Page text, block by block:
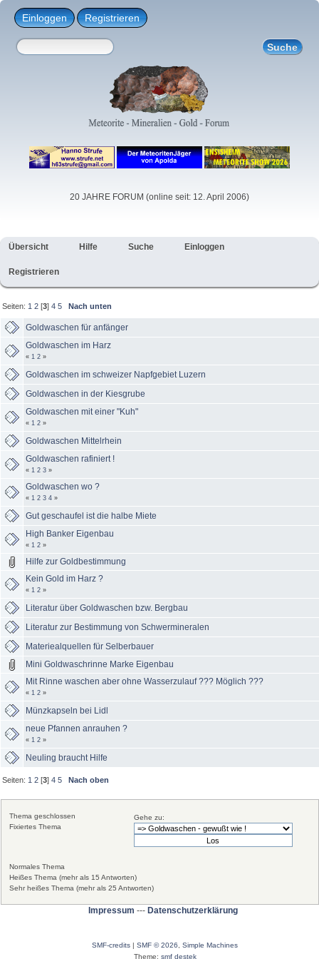
Einloggen Registrieren
20 JAHRE FORUM (online seit: 12. April 2006)
Übersicht Hilfe Suche Einloggen
Registrieren
Seiten: 1 2 [3]4 5 Nach unten
Goldwaschen für anfänger
Goldwaschen im Harz
« 1 2 »
Goldwaschen im schweizer Napfgebiet Luzern
Goldwaschen in der Kiesgrube
Goldwaschen mit einer "Kuh"
« 1 2 »
Goldwaschen Mittelrhein
Goldwaschen rafiniert !
« 1 2 3 »
Goldwaschen wo ?
« 1 2 3 4 »
Gut geschaufel ist die halbe Miete
High Banker Eigenbau
« 1 2 »
Hilfe zur Goldbestimmung
Kein Gold im Harz ?
« 1 2 »
Literatur über Goldwaschen bzw. Bergbau
Literatur zur Bestimmung von Schwermineralen
Materiealquellen für Selberbauer
Mini Goldwaschrinne Marke Eigenbau
Mit Rinne waschen aber ohne Wasserzulauf ??? Möglich ???
« 1 2 »
Münzkapseln bei Lidl
neue Pfannen anrauhen ?
« 1 2 »
Neuling braucht Hilfe
Seiten: 1 2 [3]4 5 Nach oben
Gehe zu:
Normales Thema
Heißes Thema (mehr als 15 Antworten)
Sehr heißes Thema (mehr als 25 Antworten)
Thema geschlossen
Fixiertes Thema
Impressum --- Datenschutzerklärung
SMF-credits | SMF © 2026
Simple Machines
Theme: smf destek